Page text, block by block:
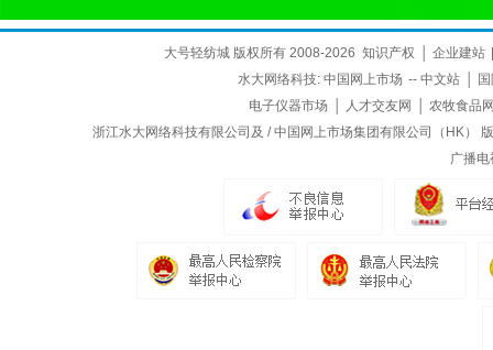
大号轻纺城 版权所有 2008-2026 知识产权 企业建站
水大网络科技: 中国网上市场 -- 中文站
电子仪器市场
人才交友网
农牧食品
浙江水大网络科技有限公司及 / 中国网上市场集团有限公司（HK）
广播